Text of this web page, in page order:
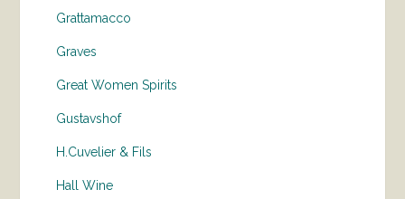
Grattamacco
Graves
Great Women Spirits
Gustavshof
H.Cuvelier & Fils
Hall Wine